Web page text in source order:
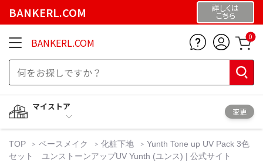
BANKERL.COM 詳しくは
こちら
BANKERL.COM 0
マイストア
変更
TOP ベースメイク 化粧下地
Yunth Tone up UV Pack 3色
セット ユンストーンアップUV Yunth (ユンス) | 公式サイト